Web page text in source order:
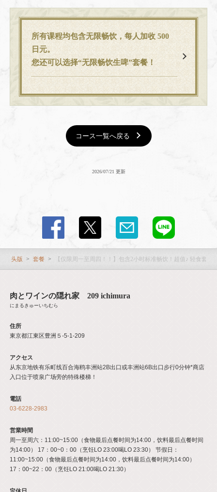
所有课程均包含无限畅饮，每人加收 500
日元。
您还可以选择“无限畅饮生啤”套餐！
コース一覧へ戻る
2026/07/21 更新
头版 套餐 【仅限周一至周四！！】包含2小时标准畅饮！超值♪ 轻食套餐
肉とワインの隠れ家 209 ichimura
にまるきゅーいちむら
住所
東京都江東区豊洲５-5-1-209
アクセス
从东京地铁有乐町线百合海鸥丰洲站2B出口或丰洲站6B出口步行0分钟*商店
入口位于喷泉广场旁的特殊楼梯！
電話
03-6228-2983
営業時間
周一至周六：11:00~15:00（食物最后点餐时间为14:00，饮料最后点餐时间
为14:00） 17：00~0：00（烹饪LO 23:00喝LO 23:30） 节假日：
11:00~15:00（食物最后点餐时间为14:00，饮料最后点餐时间为14:00）
17：00~22：00（烹饪LO 21:00喝LO 21:30）